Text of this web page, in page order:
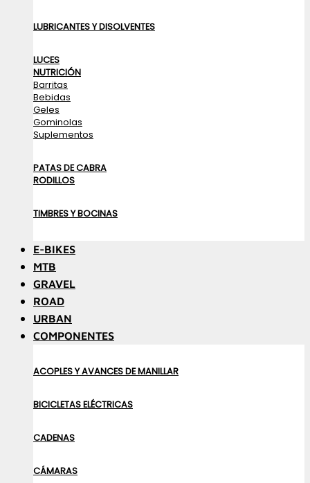
LUBRICANTES Y DISOLVENTES
LUCES
NUTRICIÓN
Barritas
Bebidas
Geles
Gominolas
Suplementos
PATAS DE CABRA
RODILLOS
TIMBRES Y BOCINAS
E-BIKES
MTB
GRAVEL
ROAD
URBAN
COMPONENTES
ACOPLES Y AVANCES DE MANILLAR
BICICLETAS ELÉCTRICAS
CADENAS
CÁMARAS